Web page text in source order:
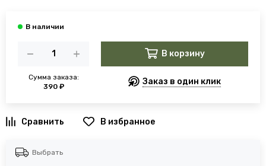
Сумма заказа:
390 ₽
В корзину
Заказ в один клик
В избранное
Выбрать